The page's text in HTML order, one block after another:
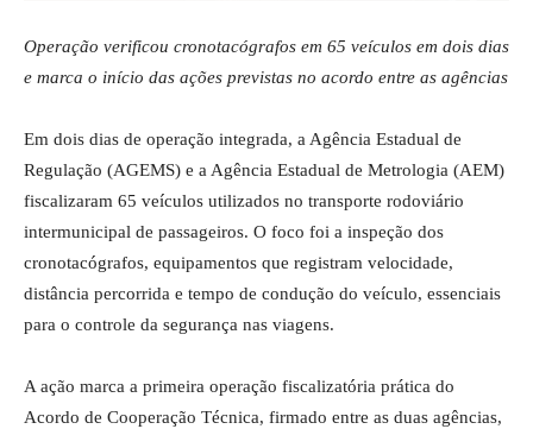
Operação verificou cronotacógrafos em 65 veículos em dois dias
e marca o início das ações previstas no acordo entre as agências
Em dois dias de operação integrada, a Agência Estadual de
Regulação (AGEMS) e a Agência Estadual de Metrologia (AEM)
fiscalizaram 65 veículos utilizados no transporte rodoviário
intermunicipal de passageiros. O foco foi a inspeção dos
cronotacógrafos, equipamentos que registram velocidade,
distância percorrida e tempo de condução do veículo, essenciais
para o controle da segurança nas viagens.
A ação marca a primeira operação fiscalizatória prática do
Acordo de Cooperação Técnica, firmado entre as duas agências,